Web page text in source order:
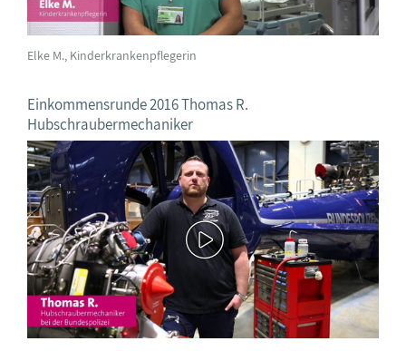
Elke M., Kinderkrankenpflegerin
Einkommensrunde 2016 Thomas R.
Hubschraubermechaniker